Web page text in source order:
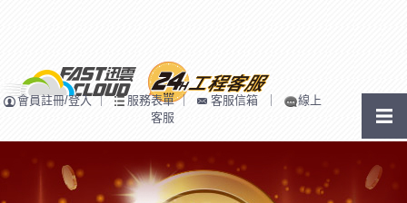
會員註冊/登入｜ 服務表單｜ 客服信箱 ｜
線上
客服